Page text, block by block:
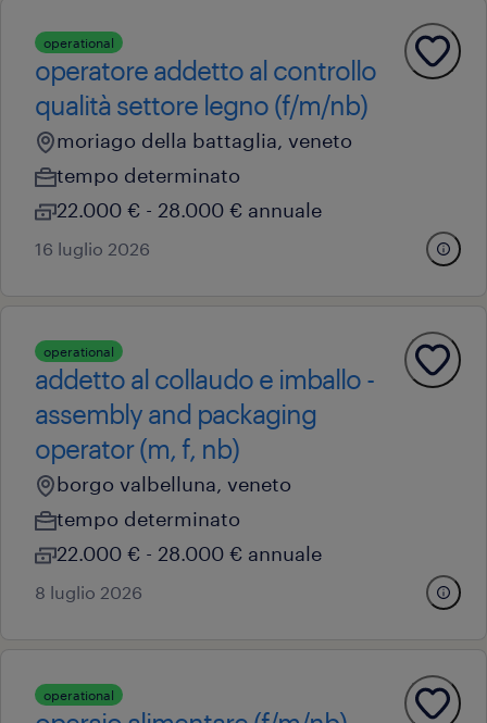
operational
operatore addetto al controllo
qualità settore legno (f/m/nb)
moriago della battaglia, veneto
tempo determinato
22.000 € - 28.000 € annuale
16 luglio 2026
operational
addetto al collaudo e imballo -
assembly and packaging
operator (m, f, nb)
borgo valbelluna, veneto
tempo determinato
22.000 € - 28.000 € annuale
8 luglio 2026
operational